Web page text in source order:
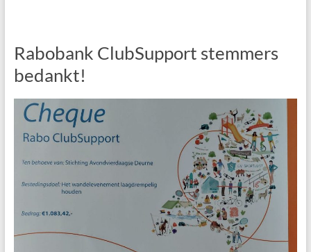
Rabobank ClubSupport stemmers
bedankt!